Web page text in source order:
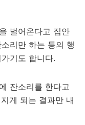
벌어온다고 집안
리만 하는 등의 행
기도 합니다.
잔소리를 한다고
게 되는 결과만 내